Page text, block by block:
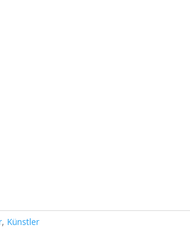
, Künstler